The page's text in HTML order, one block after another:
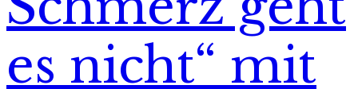
es nicht“ mit